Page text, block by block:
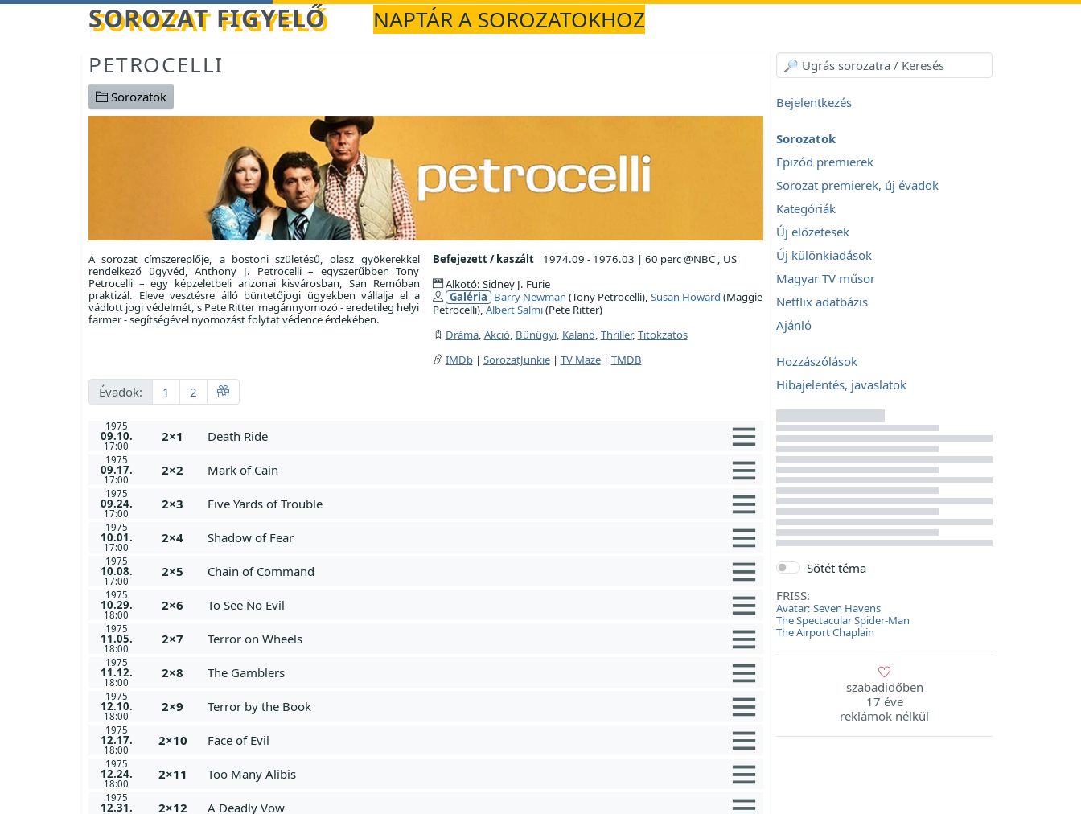
Betöltés... SOROZAT FIGYELŐ
NAPTÁR A SOROZATOKHOZ
PETROCELLI
Sorozatok
A sorozat címszereplője, a bostoni születésű, olasz gyökerekkel
rendelkező ügyvéd, Anthony J. Petrocelli – egyszerűbben Tony
Petrocelli – egy képzeletbeli arizonai kisvárosban, San Remóban
praktizál. Eleve vesztésre álló büntetőjogi ügyekben vállalja el a
vádlott jogi védelmét, s Pete Ritter magánnyomozó - eredetileg helyi
farmer - segítségével nyomozást folytat védence érdekében.
Befejezett / kaszált 1974.09 - 1976.03 | 60 perc @NBC , US
Alkotó: Sidney J. Furie
Galéria Barry Newman (Tony Petrocelli), Susan Howard (Maggie
Petrocelli), Albert Salmi(Pete Ritter)
Dráma, Akció, Bűnügyi, Kaland, Thriller, Titokzatos
IMDb| SorozatJunkie| TV Maze| TMDB
Évadok: 1 2
1975
09.10.
17:00
2×1 Death Ride
1975
09.17.
17:00
2×2 Mark of Cain
1975
09.24.
17:00
2×3 Five Yards of Trouble
1975
10.01.
17:00
2×4 Shadow of Fear
1975
10.08.
17:00
2×5 Chain of Command
1975
10.29.
18:00
2×6 To See No Evil
1975
11.05.
18:00
2×7 Terror on Wheels
1975
11.12.
18:00
2×8 The Gamblers
1975
12.10.
18:00
2×9 Terror by the Book
1975
12.17.
18:00
2×10 Face of Evil
1975
12.24.
18:00
2×11 Too Many Alibis
1975
12.31. 2×12 A Deadly Vow
Bejelentkezés
Sorozatok
Epizód premierek
Sorozat premierek, új évadok
Kategóriák
Új előzetesek
Új különkiadások
Magyar TV műsor
Netflix adatbázis
Ajánló
Hozzászólások
Hibajelentés, javaslatok
Sötét téma
FRISS:
Avatar: Seven Havens
The Spectacular Spider-Man
The Airport Chaplain
szabadidőben
17 éve
reklámok nélkül